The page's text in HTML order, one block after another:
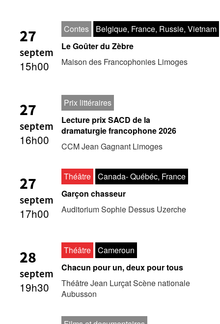
27
septem
15h00
Contes
Belgique, France, Russie, Vietnam
Le Goûter du Zèbre
Maison des Francophonies Limoges
27
septem
16h00
Prix littéraires
Lecture prix SACD de la
dramaturgie francophone 2026
CCM Jean Gagnant Limoges
27
septem
17h00
Théâtre
Canada- Québéc, France
Garçon chasseur
Auditorium Sophie Dessus Uzerche
28
septem
19h30
Théâtre
Cameroun
Chacun pour un, deux pour tous
Théâtre Jean Lurçat Scène nationale
Aubusson